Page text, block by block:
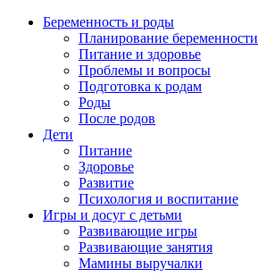
Беременность и роды
Планирование беременности
Питание и здоровье
Проблемы и вопросы
Подготовка к родам
Роды
После родов
Дети
Питание
Здоровье
Развитие
Психология и воспитание
Игры и досуг с детьми
Развивающие игры
Развивающие занятия
Мамины выручалки